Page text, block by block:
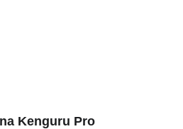
Kenguru Pro